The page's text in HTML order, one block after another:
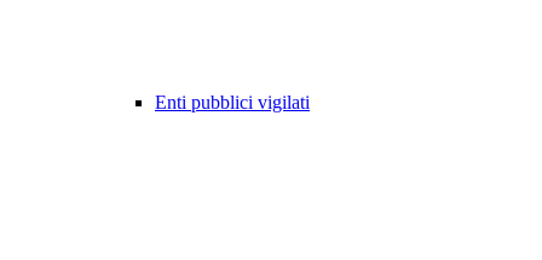
Enti pubblici vigilati